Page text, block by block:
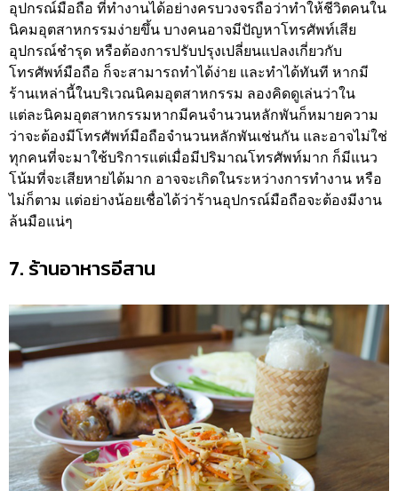
อุปกรณ์มือถือ ที่ทำงานได้อย่างครบวงจรถือว่าทำให้ชีวิตคนใน
นิคมอุตสาหกรรมง่ายขึ้น บางคนอาจมีปัญหาโทรศัพท์เสีย
อุปกรณ์ชำรุด หรือต้องการปรับปรุงเปลี่ยนแปลงเกี่ยวกับ
โทรศัพท์มือถือ ก็จะสามารถทำได้ง่าย และทำได้ทันที หากมี
ร้านเหล่านี้ในบริเวณนิคมอุตสาหกรรม ลองคิดดูเล่นว่าใน
แต่ละนิคมอุตสาหกรรมหากมีคนจำนวนหลักพันก็หมายความ
ว่าจะต้องมีโทรศัพท์มือถือจำนวนหลักพันเช่นกัน และอาจไม่ใช่
ทุกคนที่จะมาใช้บริการแต่เมื่อมีปริมาณโทรศัพท์มาก ก็มีแนว
โน้มที่จะเสียหายได้มาก อาจจะเกิดในระหว่างการทำงาน หรือ
ไม่ก็ตาม แต่อย่างน้อยเชื่อได้ว่าร้านอุปกรณ์มือถือจะต้องมีงาน
ล้นมือแน่ๆ
7. ร้านอาหารอีสาน